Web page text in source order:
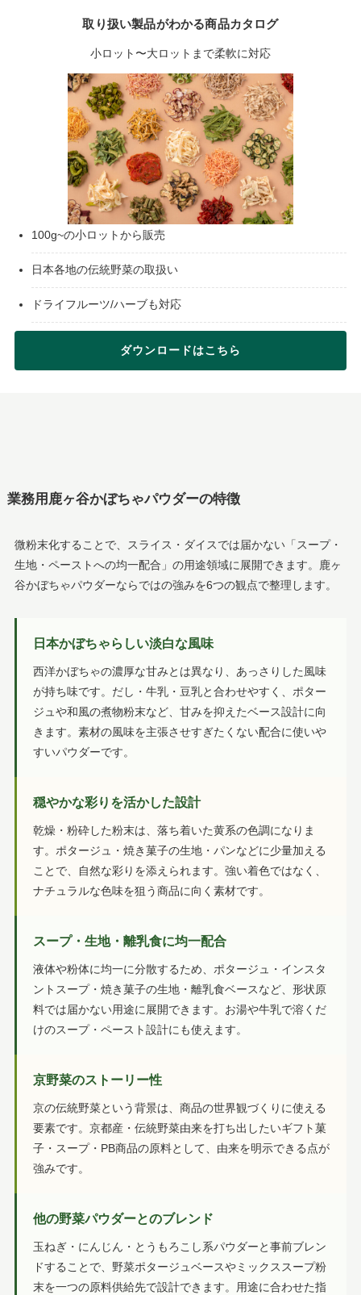
取り扱い製品がわかる商品カタログ
小ロット〜大ロットまで柔軟に対応
100g~の小ロットから販売
日本各地の伝統野菜の取扱い
ドライフルーツ/ハーブも対応
ダウンロードはこちら
業務用鹿ヶ谷かぼちゃパウダーの特徴
微粉末化することで、スライス・ダイスでは届かない「スープ・
生地・ペーストへの均一配合」の用途領域に展開できます。鹿ヶ
谷かぼちゃパウダーならではの強みを6つの観点で整理します。
日本かぼちゃらしい淡白な風味
西洋かぼちゃの濃厚な甘みとは異なり、あっさりした風味
が持ち味です。だし・牛乳・豆乳と合わせやすく、ポター
ジュや和風の煮物粉末など、甘みを抑えたベース設計に向
きます。素材の風味を主張させすぎたくない配合に使いや
すいパウダーです。
穏やかな彩りを活かした設計
乾燥・粉砕した粉末は、落ち着いた黄系の色調になりま
す。ポタージュ・焼き菓子の生地・パンなどに少量加える
ことで、自然な彩りを添えられます。強い着色ではなく、
ナチュラルな色味を狙う商品に向く素材です。
スープ・生地・離乳食に均一配合
液体や粉体に均一に分散するため、ポタージュ・インスタ
ントスープ・焼き菓子の生地・離乳食ベースなど、形状原
料では届かない用途に展開できます。お湯や牛乳で溶くだ
けのスープ・ペースト設計にも使えます。
京野菜のストーリー性
京の伝統野菜という背景は、商品の世界観づくりに使える
要素です。京都産・伝統野菜由来を打ち出したいギフト菓
子・スープ・PB商品の原料として、由来を明示できる点が
強みです。
他の野菜パウダーとのブレンド
玉ねぎ・にんじん・とうもろこし系パウダーと事前ブレン
ドすることで、野菜ポタージュベースやミックススープ粉
末を一つの原料供給先で設計できます。用途に合わせた指